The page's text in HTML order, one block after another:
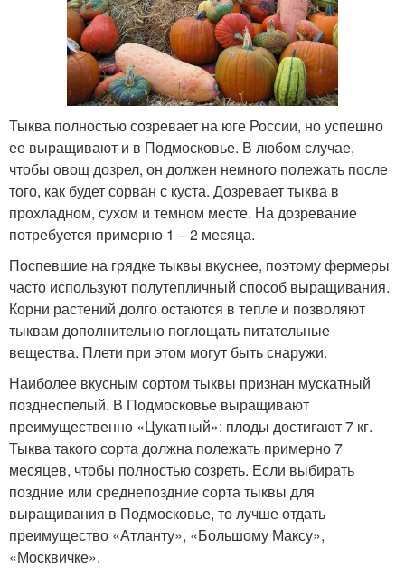
Тыква полностью созревает на юге России, но успешно
ее выращивают и в Подмосковье. В любом случае,
чтобы овощ дозрел, он должен немного полежать после
того, как будет сорван с куста. Дозревает тыква в
прохладном, сухом и темном месте. На дозревание
потребуется примерно 1 – 2 месяца.
Поспевшие на грядке тыквы вкуснее, поэтому фермеры
часто используют полутепличный способ выращивания.
Корни растений долго остаются в тепле и позволяют
тыквам дополнительно поглощать питательные
вещества. Плети при этом могут быть снаружи.
Наиболее вкусным сортом тыквы признан мускатный
позднеспелый. В Подмосковье выращивают
преимущественно «Цукатный»: плоды достигают 7 кг.
Тыква такого сорта должна полежать примерно 7
месяцев, чтобы полностью созреть. Если выбирать
поздние или среднепоздние сорта тыквы для
выращивания в Подмосковье, то лучше отдать
преимущество «Атланту», «Большому Максу»,
«Москвичке».